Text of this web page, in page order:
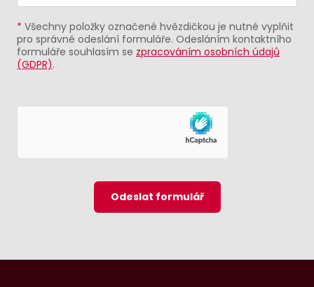
* Všechny položky označené hvězdičkou je nutné vyplňit
pro správné odeslání formuláře. Odesláním kontaktního
formuláře souhlasím se zpracováním osobních údajů
(GDPR).
Odeslat formulář